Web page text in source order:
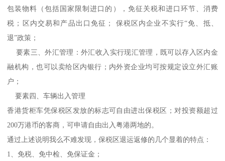
包装物料（包括国家限制进口的），免征关税和进口环节、消费
税；区内交易和产品出口免征； 保税区内企业不实行“免、抵、
退”政策；
要素三、外汇管理：外汇收入实行现汇管理，既可以存入区内金
融机构，也可以卖给区内银行；内外资企业均可按规定设立外汇账
户；
要素四、车辆出入管理
香港货柜车凭保税区发放的标志可自由进出保税区；对投资额超过
200万港币的客商，可申请自由出入粤港两地的。
通过上述说明我么不难发现，保税区退运返修的几个显着的特点：
1、免税、免中检、免保证金；